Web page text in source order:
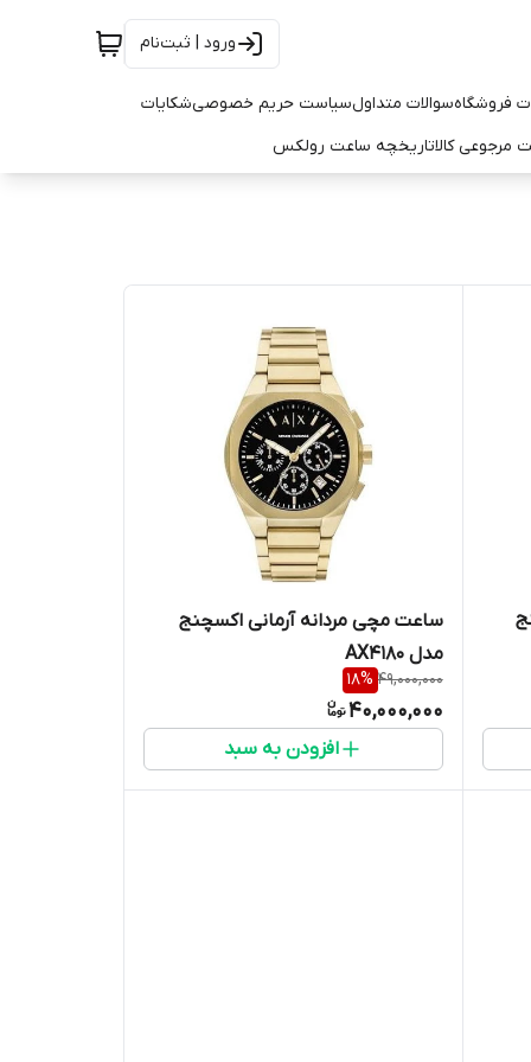
ورود | ثبت‌نام
فروشگاهسوالات متداولسیاست حریم خصوصیشکایات
مرجوعی کالاتاریخچه ساعت رولکس
ساعت مچی مردانه آرمانی اکسچنج
مدل AX4180
49,000,000
18%
40,000,000
افزودن به سبد